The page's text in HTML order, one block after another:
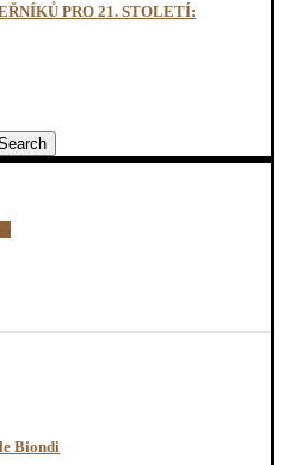
PRO 21. STOLETÍ:
Biondi